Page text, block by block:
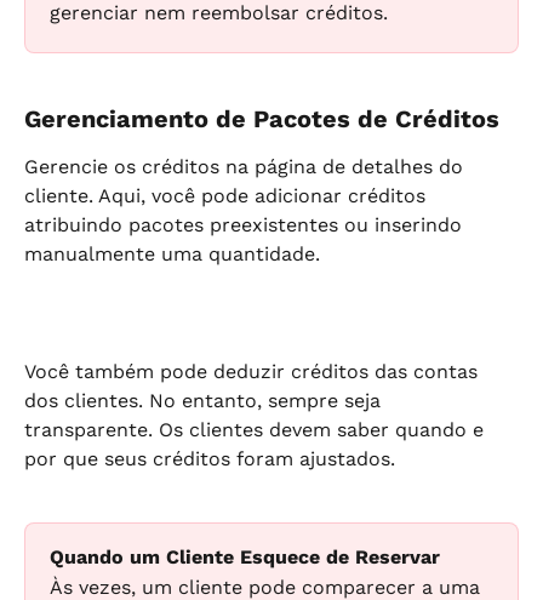
gerenciar nem reembolsar créditos.
Gerenciamento de Pacotes de Créditos
Gerencie os créditos na página de detalhes do
cliente. Aqui, você pode adicionar créditos
atribuindo pacotes preexistentes ou inserindo
manualmente uma quantidade.
Você também pode deduzir créditos das contas
dos clientes. No entanto, sempre seja
transparente. Os clientes devem saber quando e
por que seus créditos foram ajustados.
Quando um Cliente Esquece de Reservar
Às vezes, um cliente pode comparecer a uma